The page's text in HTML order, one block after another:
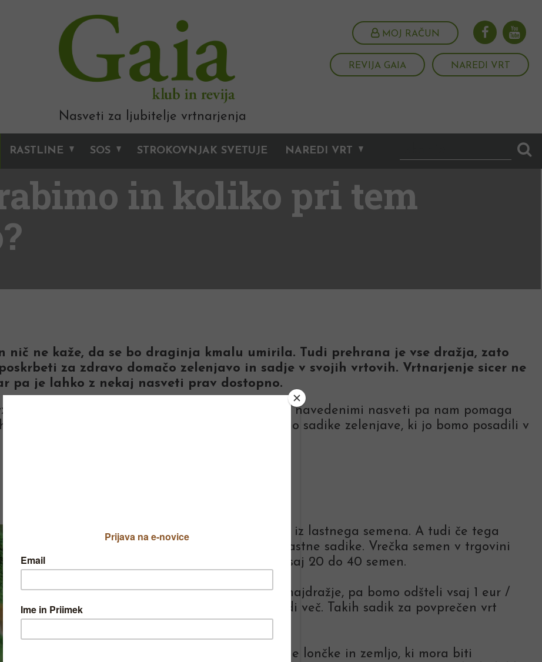
MOJ RAČUN
REVIJA GAIA NAREDI VRT
Nasveti za ljubitelje vrtnarjenja
RASTLINE SOS STROKOVNJAK SVETUJE NAREDI VRT
in koliko pri tem
nič ne kaže, da se bo draginja kmalu umirila. Tudi prehrana je vse dražja, zato
za zdravo domačo zelenjavo in sadje v svojih vrtovih. Vrtnarjenje sicer ne
pa je lahko z nekaj nasveti prav dostopno.
kakovostne domače zelenjave in sadja, s tu navedenimi nasveti pa nam pomaga
denar pri samooskrbi je, da sami vzgojimo sadike zelenjave, ki jo bomo posadili v
Najceneje se seveda izkaže, če pridelujemo iz lastnega semena. A tudi če tega
nimamo, se nam še vedno splača vzgajati lastne sadike. Vrečka semen v trgovini
običajno stane okoli 1 do 3 eur in vsebuje vsaj 20 do 40 semen.
Za sadike zlasti plodovk in kapusnic, ki so najdražje, pa bomo odšteli vsaj 1 eur /
sadiko, če kupujemo ekološke sadike, pa tudi več. Takih sadik za povprečen vrt
potrebujemo vsaj 50.
Poleg semen seveda potrebujemo še setvene lončke in zemljo, ki mora biti